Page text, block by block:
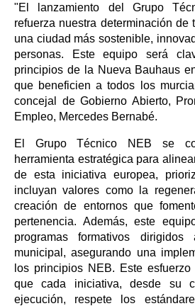
"El lanzamiento del Grupo
refuerza nuestra determinación de
una ciudad más sostenible,
personas. Este equipo será
principios de la Nueva Bauhaus
que beneficien a todos los
concejal de Gobierno Abierto,
Empleo, Mercedes Bernabé.
El Grupo Técnico NEB se
herramienta estratégica para
de esta iniciativa europea,
incluyan valores como la
creación de entornos que
pertenencia. Además, este
programas formativos
municipal, asegurando una
los principios NEB. Este esfuerzo
que cada iniciativa, desde su
ejecución, respete los